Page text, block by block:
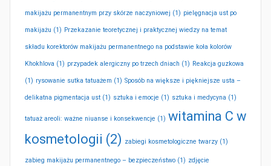
makijażu permanentnym przy skórze naczyniowej (1) pielęgnacja ust po
makijażu (1) Przekazanie teoretycznej i praktycznej wiedzy na temat
składu korektorów makijażu permanentnego na podstawie koła kolorów
Khokhlova (1) przypadek alergiczny po trzech dniach (1) Reakcja guzkowa
(1) rysowanie sutka tatuażem (1) Sposób na większe i piękniejsze usta –
delikatna pigmentacja ust (1) sztuka i emocje (1) sztuka i medycyna (1)
tatuaż areoli: ważne niuanse i konsekwencje (1) witamina C w
kosmetologii (2) zabiegi kosmetologiczne twarzy (1)
zabieg makijażu permanentnego – bezpieczeństwo (1) zdjęcie